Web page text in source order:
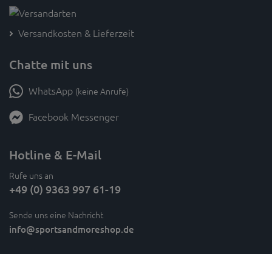
Versandkosten & Lieferzeit
Chatte mit uns
WhatsApp (keine Anrufe)
Facebook Messenger
Hotline & E-Mail
Rufe uns an
+49 (0) 9363 997 61-19
Sende uns eine Nachricht
info@sportsandmoreshop.de